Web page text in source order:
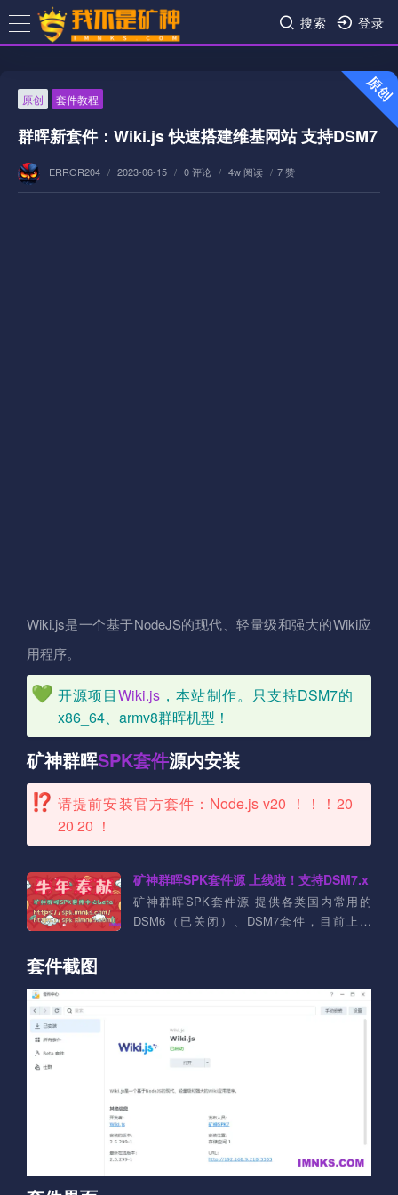
搜索 登录
原创 套件教程
群晖新套件：Wiki.js 快速搭建维基网站 支持DSM7
ERROR204 / 2023-06-15 / 0 评论 / 4w 阅读 / 7 赞
Wiki.js是一个基于NodeJS的现代、轻量级和强大的Wiki应
用程序。
开源项目Wiki.js ，本站制作。只支持DSM7的
x86_64、armv8群晖机型！
矿神群晖SPK套件源内安装
请提前安装官方套件：Node.js v20 ！！！20
20 20 ！
矿神群晖SPK套件源 上线啦！支持DSM7.x
矿神群晖SPK套件源 提供各类国内常用的
DSM6（已关闭）、DSM7套件，目前上架
套件截图